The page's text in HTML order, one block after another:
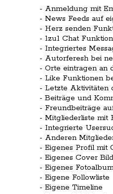
- Anmeldung mit
- News Feeds auf
- Herz senden
- 1zu1 Chat Funktion
- Integriertes
- Autorferesh bei
- Orte eintragen an
- Like Funktionen
- Letzte Aktivitäten
- Beiträge und
- Freundbeiträge
- Mitgliederliste mit
- Integrierte
- Anderen
- Eigenes Profil mit
- Eigenes Cover
- Eigenes
- Eigene Followliste
- Eigene Timeline